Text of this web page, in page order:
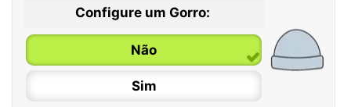
Configure um Gorro:
Não
Sim